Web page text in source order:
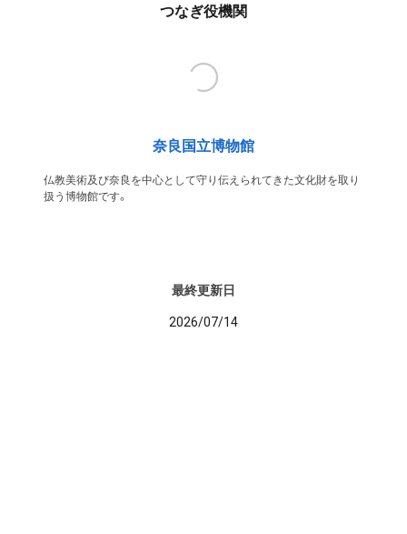
つなぎ役機関
奈良国立博物館
仏教美術及び奈良を中心として守り伝えられてきた文化財を取り
扱う博物館です。
最終更新日
2026/07/14